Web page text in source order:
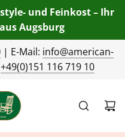
und Feinkost – Ihr
Augsburg
| E-Mail: info@american-
+49(0)151 116 719 10